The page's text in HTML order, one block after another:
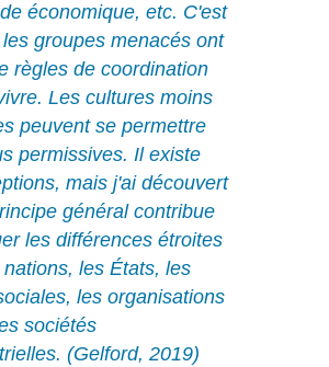
économique, etc. C'est
groupes menacés ont
règles de coordination
Les cultures moins
peuvent se permettre
permissives. Il existe
mais j'ai découvert
général contribue
les différences étroites
les États, les
les organisations
sociétés
(Gelford, 2019)